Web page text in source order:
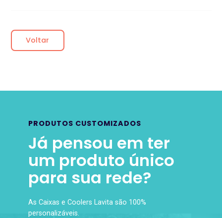
Voltar
PRODUTOS CUSTOMIZADOS
Já pensou em ter
um produto único
para sua rede?
As Caixas e Coolers Lavita são 100%
personalizáveis.